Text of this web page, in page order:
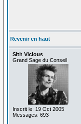
Revenir en haut
Sith Vicious
Grand Sage du Conseil
Inscrit le: 19 Oct 2005
Messages: 693